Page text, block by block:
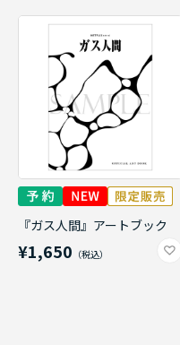
『ガス人間』アートブック
¥1,650